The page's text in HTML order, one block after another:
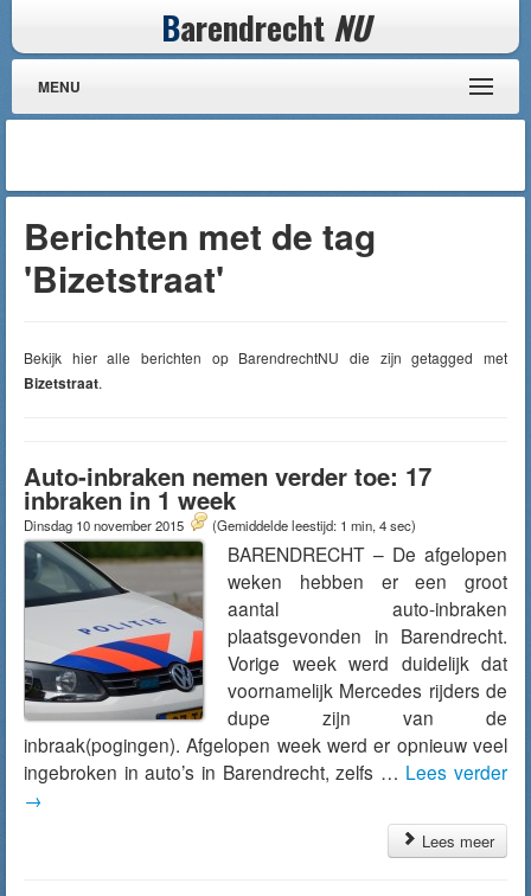
Barendrecht NU
MENU
Berichten met de tag
'Bizetstraat'
Bekijk hier alle berichten op BarendrechtNU die zijn getagged met
Bizetstraat.
Auto-inbraken nemen verder toe: 17
inbraken in 1 week
Dinsdag 10 november 2015 (Gemiddelde leestijd: 1 min, 4 sec)
BARENDRECHT – De afgelopen
weken hebben er een groot
aantal auto-inbraken
plaatsgevonden in Barendrecht.
Vorige week werd duidelijk dat
voornamelijk Mercedes rijders de
dupe zijn van de
inbraak(pogingen). Afgelopen week werd er opnieuw veel
ingebroken in auto’s in Barendrecht, zelfs … Lees verder
→
Lees meer